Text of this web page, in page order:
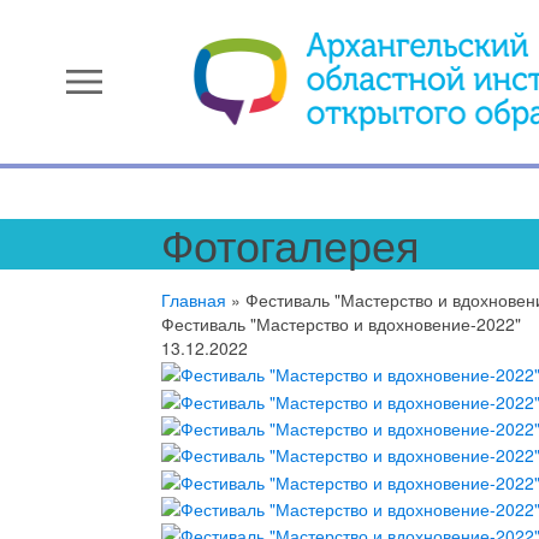
menu
Фотогалерея
Главная »Фестиваль "Мастерство и
Фестиваль "Мастерство и вдохновение-2022"
13.12.2022